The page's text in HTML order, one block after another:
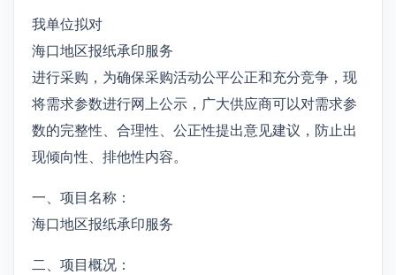
我单位拟对
海口地区报纸承印服务
进行采购，为确保采购活动公平公正和充分竞争，现
将需求参数进行网上公示，广大供应商可以对需求参
数的完整性、合理性、公正性提出意见建议，防止出
现倾向性、排他性内容。
一、项目名称：
海口地区报纸承印服务
二、项目概况：